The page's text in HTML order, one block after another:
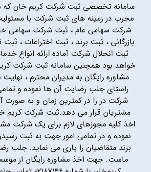
سامانه تخصصی ثبت شرکت کریم خان که
مجرب در زمینه های ثبت شرکت با
شرکت سهامی عام ، ثبت شرکت سهامی
بازرگانی ، ثبت برند ، ثبت اختراعات ،
ثبت انحلال شرکت آماده ارائه انواع
خواهد بود همچنین سامانه ثبت شرکت
مشاوره رایگان به مدیران محترم ،
راستای جلب رضایت آن ها نموده و
شرکت در را در کمترین زمان و به صورت
مشتریان قرار می دهد.ثبت شرکت کریم
اخذ کلیه مجوزهای لازم برای یک شرکت
نموده و در تمامی امور جهت به ثبت
برند متقاضیان را یاری می نماید.
ماست. جهت اخذ مشاوره رایگان از